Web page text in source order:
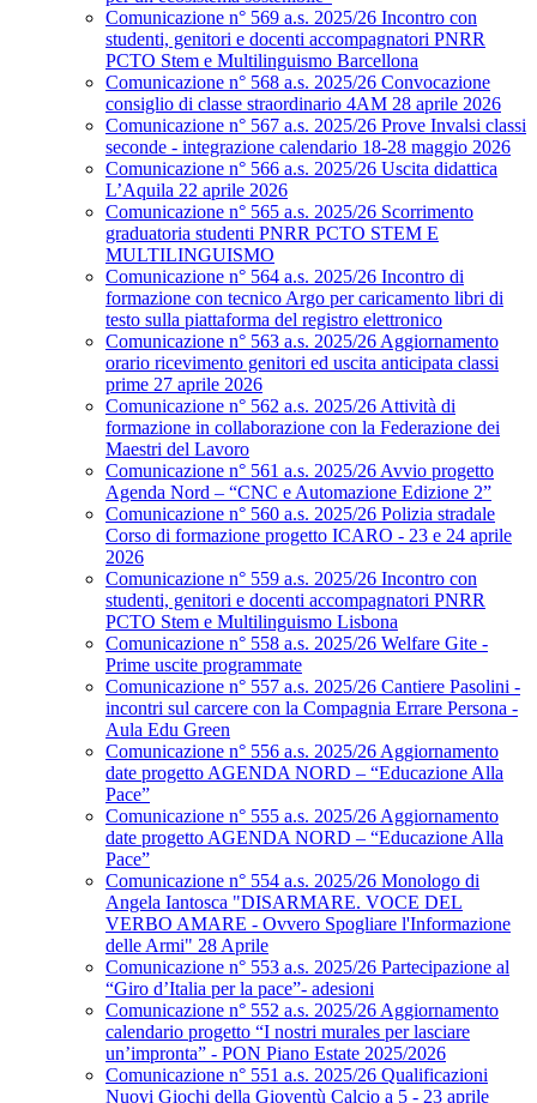
Comunicazione n° 569 a.s. 2025/26 Incontro con
studenti, genitori e docenti accompagnatori PNRR
PCTO Stem e Multilinguismo Barcellona
Comunicazione n° 568 a.s. 2025/26 Convocazione
consiglio di classe straordinario 4AM 28 aprile 2026
Comunicazione n° 567 a.s. 2025/26 Prove Invalsi classi
seconde - integrazione calendario 18-28 maggio 2026
Comunicazione n° 566 a.s. 2025/26 Uscita didattica
L’Aquila 22 aprile 2026
Comunicazione n° 565 a.s. 2025/26 Scorrimento
graduatoria studenti PNRR PCTO STEM E
MULTILINGUISMO
Comunicazione n° 564 a.s. 2025/26 Incontro di
formazione con tecnico Argo per caricamento libri di
testo sulla piattaforma del registro elettronico
Comunicazione n° 563 a.s. 2025/26 Aggiornamento
orario ricevimento genitori ed uscita anticipata classi
prime 27 aprile 2026
Comunicazione n° 562 a.s. 2025/26 Attività di
formazione in collaborazione con la Federazione dei
Maestri del Lavoro
Comunicazione n° 561 a.s. 2025/26 Avvio progetto
Agenda Nord – “CNC e Automazione Edizione 2”
Comunicazione n° 560 a.s. 2025/26 Polizia stradale
Corso di formazione progetto ICARO - 23 e 24 aprile
2026
Comunicazione n° 559 a.s. 2025/26 Incontro con
studenti, genitori e docenti accompagnatori PNRR
PCTO Stem e Multilinguismo Lisbona
Comunicazione n° 558 a.s. 2025/26 Welfare Gite -
Prime uscite programmate
Comunicazione n° 557 a.s. 2025/26 Cantiere Pasolini -
incontri sul carcere con la Compagnia Errare Persona -
Aula Edu Green
Comunicazione n° 556 a.s. 2025/26 Aggiornamento
date progetto AGENDA NORD – “Educazione Alla
Pace”
Comunicazione n° 555 a.s. 2025/26 Aggiornamento
date progetto AGENDA NORD – “Educazione Alla
Pace”
Comunicazione n° 554 a.s. 2025/26 Monologo di
Angela Iantosca "DISARMARE. VOCE DEL
VERBO AMARE - Ovvero Spogliare l'Informazione
delle Armi" 28 Aprile
Comunicazione n° 553 a.s. 2025/26 Partecipazione al
“Giro d’Italia per la pace”- adesioni
Comunicazione n° 552 a.s. 2025/26 Aggiornamento
calendario progetto “I nostri murales per lasciare
un’impronta” - PON Piano Estate 2025/2026
Comunicazione n° 551 a.s. 2025/26 Qualificazioni
Nuovi Giochi della Gioventù Calcio a 5 - 23 aprile